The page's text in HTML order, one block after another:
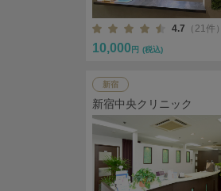
4.7 （21件）
10,000 円 (税込)
新宿
新宿中央クリニック